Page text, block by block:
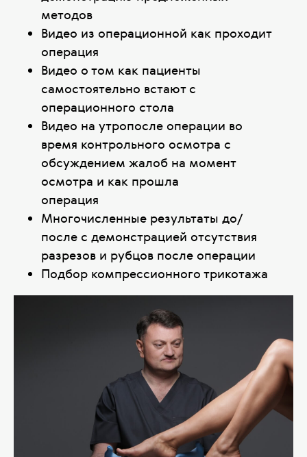
методов
Видео из операционной как проходит
операция
Видео о том как пациенты
самостоятельно встают с
операционного стола
Видео на утропосле операции во
время контрольного осмотра с
обсуждением жалоб на момент
осмотра и как прошла
операция
Многочисленные результаты до/
после с демонстрацией отсутствия
разрезов и рубцов после операции
Подбор компрессионного трикотажа